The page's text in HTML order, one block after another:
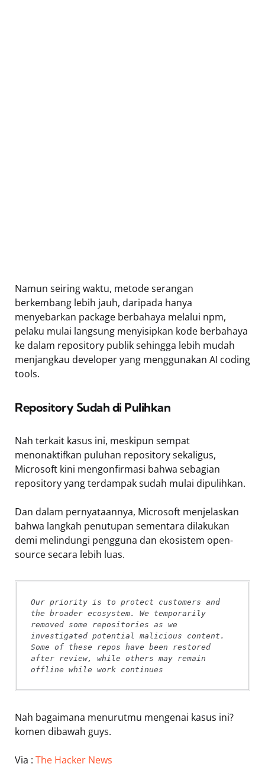
Namun seiring waktu, metode serangan
berkembang lebih jauh, daripada hanya
menyebarkan package berbahaya melalui npm,
pelaku mulai langsung menyisipkan kode berbahaya
ke dalam repository publik sehingga lebih mudah
menjangkau developer yang menggunakan AI coding
tools.
Repository Sudah di Pulihkan
Nah terkait kasus ini, meskipun sempat
menonaktifkan puluhan repository sekaligus,
Microsoft kini mengonfirmasi bahwa sebagian
repository yang terdampak sudah mulai dipulihkan.
Dan dalam pernyataannya, Microsoft menjelaskan
bahwa langkah penutupan sementara dilakukan
demi melindungi pengguna dan ekosistem open-
source secara lebih luas.
Our priority is to protect customers and
the broader ecosystem. We temporarily
removed some repositories as we
investigated potential malicious content.
Some of these repos have been restored
after review, while others may remain
offline while work continues
Nah bagaimana menurutmu mengenai kasus ini?
komen dibawah guys.
Via : The Hacker News